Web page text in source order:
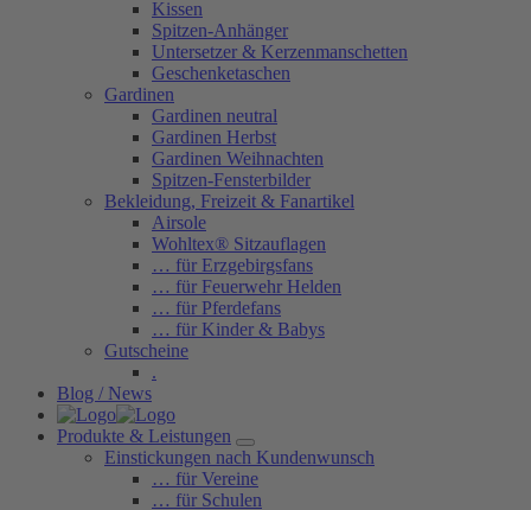
Kissen
Spitzen-Anhänger
Untersetzer & Kerzenmanschetten
Geschenketaschen
Gardinen
Gardinen neutral
Gardinen Herbst
Gardinen Weihnachten
Spitzen-Fensterbilder
Bekleidung, Freizeit & Fanartikel
Airsole
Wohltex® Sitzauflagen
… für Erzgebirgsfans
… für Feuerwehr Helden
… für Pferdefans
… für Kinder & Babys
Gutscheine
.
Blog / News
Produkte & Leistungen
Einstickungen nach Kundenwunsch
… für Vereine
… für Schulen